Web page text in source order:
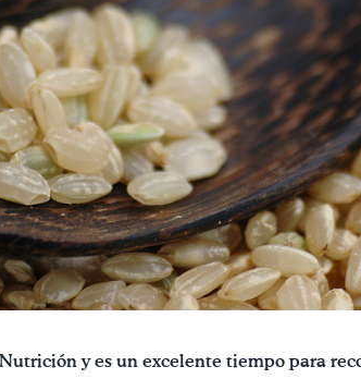
y es un excelente tiempo para